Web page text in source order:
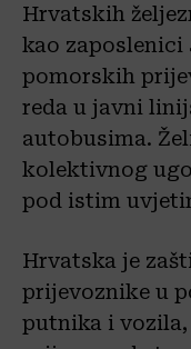
Hrvatskih
kao
pomorskih
reda u javni
autobusima.
kolektivnog
pod istim
Hrvatska je
prijevoznike u
putnika i